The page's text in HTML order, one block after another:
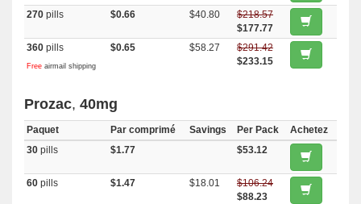
270 pills $0.66 $40.80
$218.57
$177.77
360 pills
Free airmail shipping
$0.65 $58.27
$291.42
$233.15
Prozac, 40mg
Paquet Par comprimé Savings Per Pack
Achetez
30 pills $1.77 $53.12
60 pills $1.47 $18.01
$106.24
$88.23